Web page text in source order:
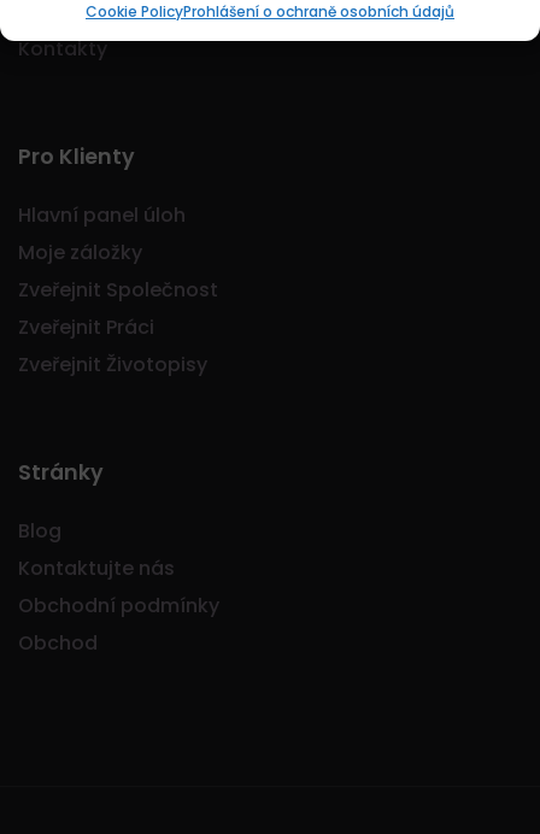
Cookie PolicyProhlášení o ochraně osobních údajů
Kontakty
Pro Klienty
Hlavní panel úloh
Moje záložky
Zveřejnit Společnost
Zveřejnit Práci
Zveřejnit Životopisy
Stránky
Blog
Kontaktujte nás
Obchodní podmínky
Obchod